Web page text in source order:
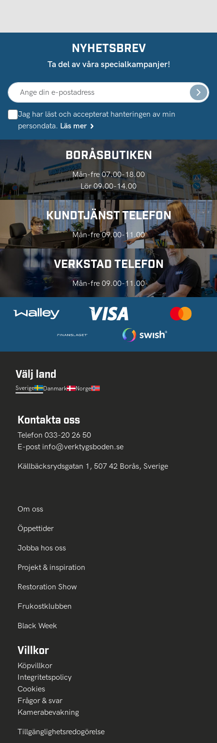
NYHETSBREV
Ta del av våra specialkampanjer!
Jag har läst och accepterat hanteringen av min
persondata. Läs mer
BORÅSBUTIKEN
Mån-fre 07.00-18.00
Lör 09.00-14.00
KUNDTJÄNST TELEFON
Mån-fre 09.00-11.00
VERKSTAD TELEFON
Mån-fre 09.00-11.00
Välj land
Sverige Danmark Norge
Kontakta oss
Telefon 033-20 26 50
E-post info@verktygsboden.se
Källbäcksrydsgatan 1, 507 42 Borås, Sverige
Om oss
Öppettider
Jobba hos oss
Projekt & inspiration
Restoration Show
Frukostklubben
Black Week
Villkor
Köpvillkor
Integritetspolicy
Cookies
Frågor & svar
Kamerabevakning
Tillgänglighetsredogörelse